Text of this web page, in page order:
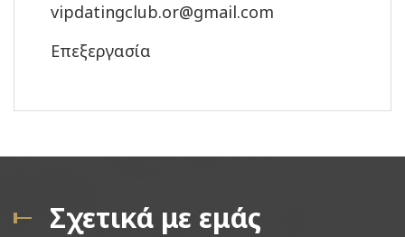
vipdatingclub.or@gmail.com
Επεξεργασία
Σχετικά με εμάς